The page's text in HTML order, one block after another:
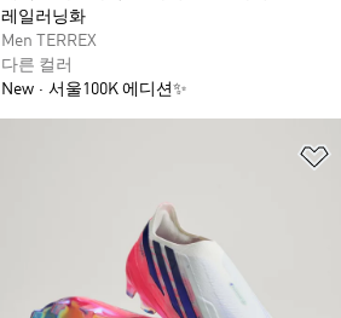
레일러닝화
Men TERREX
다른 컬러
New
서울100K 에디션✨